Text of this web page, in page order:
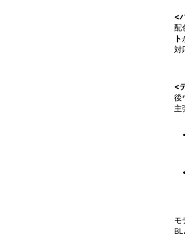
<
配
ト
対
<
後
主
モ